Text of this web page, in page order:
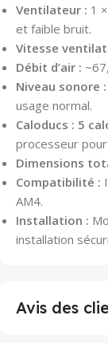
Ventilateur : 1 ×
et faible bruit.
Vitesse
Débit d’air :
Niveau sonore :
usage normal.
Caloducs : 5
processeur
Dimensions
Compatibilité :
AM4.
Installation :
installation
Avis des